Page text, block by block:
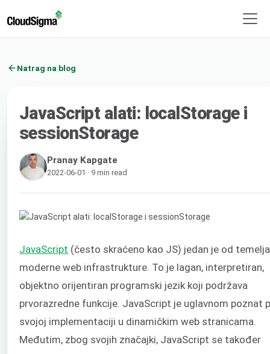
Natrag na blog
JavaScript alati: localStorage i
sessionStorage
Pranay Kapgate
2022-06-01 · 9 min read
JavaScript (često skraćeno kao JS) jedan je od temelja
moderne web infrastrukture. To je lagan, interpretiran,
objektno orijentiran programski jezik koji podržava
prvorazredne funkcije. JavaScript je uglavnom poznat
svojoj implementaciji u dinamičkim web stranicama.
Međutim, zbog svojih značajki, JavaScript se također